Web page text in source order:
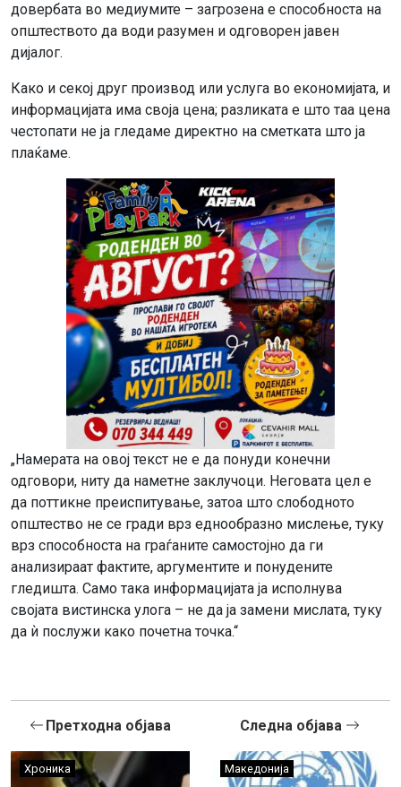
довербата во медиумите – загрозена е способноста на
општеството да води разумен и одговорен јавен
дијалог.
Како и секој друг производ или услуга во економијата, и
информацијата има своја цена; разликата е што таа цена
честопати не ја гледаме директно на сметката што ја
плаќаме.
„Намерата на овој текст не е да понуди конечни
одговори, ниту да наметне заклучоци. Неговата цел е
да поттикне преиспитување, затоа што слободното
општество не се гради врз еднообразно мислење, туку
врз способноста на граѓаните самостојно да ги
анализираат фактите, аргументите и понудените
гледишта. Само така информацијата ја исполнува
својата вистинска улога – не да ја замени мислата, туку
да ѝ послужи како почетна точка.“
Претходна објава
Хроника
Следна објава
Македонија